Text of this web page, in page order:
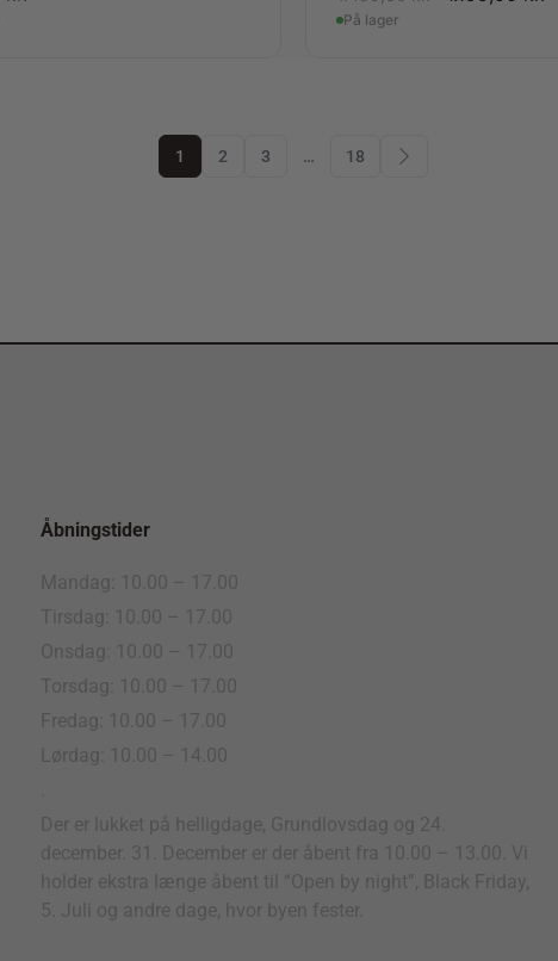
På lager
1 2 3 … 18
Åbningstider
Mandag: 10.00 – 17.00
Tirsdag: 10.00 – 17.00
Onsdag: 10.00 – 17.00
Torsdag: 10.00 – 17.00
Fredag: 10.00 – 17.00
Lørdag: 10.00 – 14.00
Der er lukket på helligdage, Grundlovsdag og 24.
december. 31. December er der åbent fra 10.00 – 13.00. Vi
holder ekstra længe åbent til “Open by night”, Black Friday,
5. Juli og andre dage, hvor byen fester.